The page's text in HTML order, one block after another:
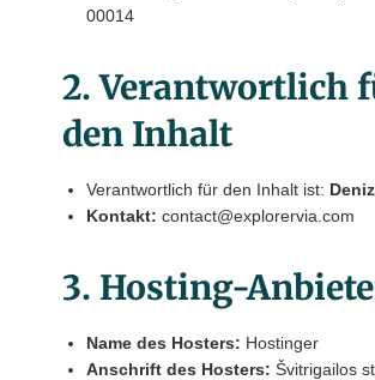
00014
2. Verantwortlich
den Inhalt
Verantwortlich für den Inhalt ist:
Kontakt: contact@explorervia.com
3. Hosting-
Name des Hosters: Hostinger
Anschrift des Hosters: Švitrigailos